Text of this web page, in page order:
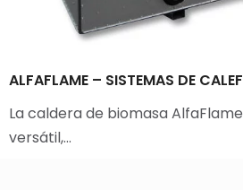
ALFAFLAME – SISTEMAS DE
La caldera de biomasa
versátil,…